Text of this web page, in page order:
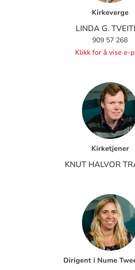
Kirkeverge
LINDA G.
909 57 268
Klikk for å vise e-
Kirketjener
KNUT HALVOR
Dirigent i Nume